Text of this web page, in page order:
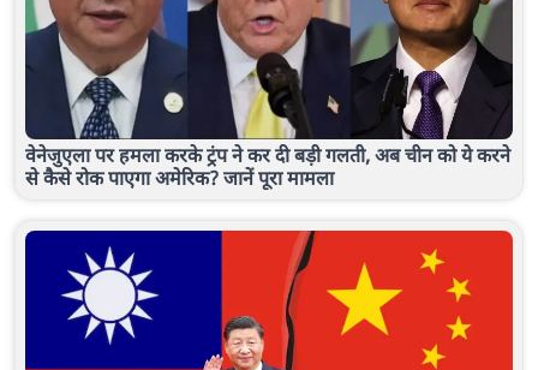
वेनेजुएला पर हमला करके ट्रंप ने कर दी बड़ी गलती, अब चीन को ये करने
से कैसे रोक पाएगा अमेरिक? जानें पूरा मामला